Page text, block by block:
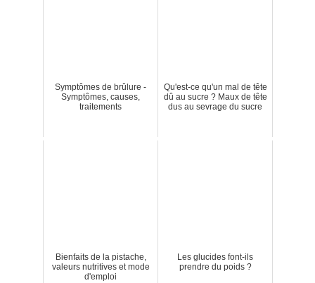
Symptômes de brûlure -
Symptômes, causes,
traitements
Qu'est-ce qu'un mal de tête
dû au sucre ? Maux de tête
dus au sevrage du sucre
Bienfaits de la pistache,
valeurs nutritives et mode
d'emploi
Les glucides font-ils
prendre du poids ?